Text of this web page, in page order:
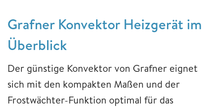
Grafner Konvektor Heizgerät im
Überblick
Der günstige Konvektor von Grafner eignet
sich mit den kompakten Maßen und der
Frostwächter-Funktion optimal für das